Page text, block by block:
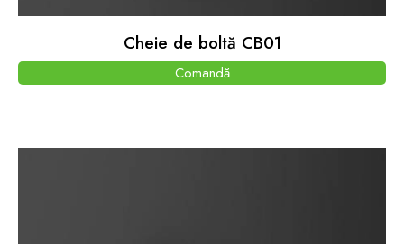
Cheie de boltă CB01
Comandă